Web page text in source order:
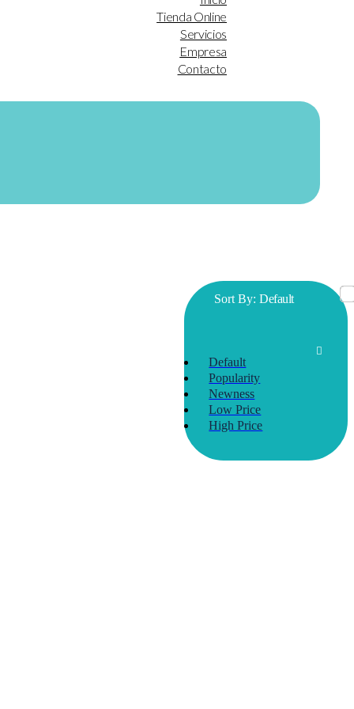
Tienda Online
Servicios
Empresa
Contacto
Sort By:Default
Default
Popularity
Newness
Low Price
High Price